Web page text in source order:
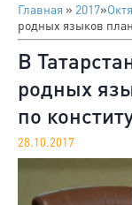
Главная » 2017»
родных языков
В
родных
по
28.10.2017